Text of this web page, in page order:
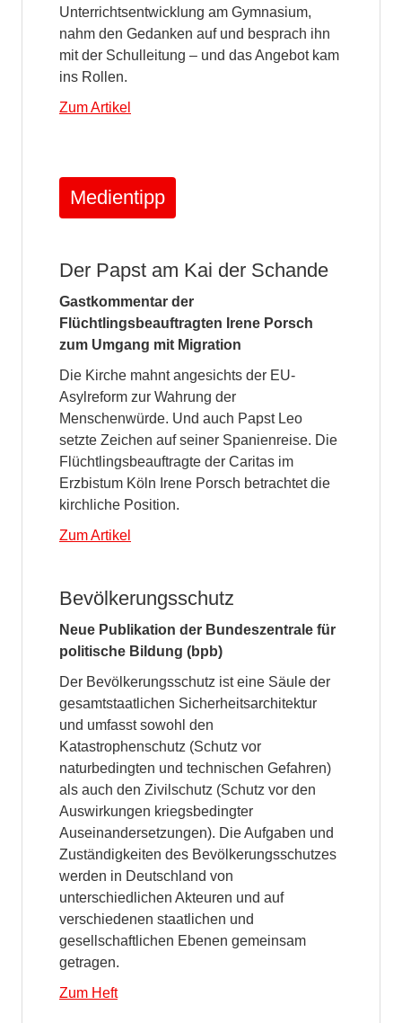
Unterrichtsentwicklung am Gymnasium,
nahm den Gedanken auf und besprach ihn
mit der Schulleitung – und das Angebot kam
ins Rollen.
Zum Artikel
Medientipp
Der Papst am Kai der Schande
Gastkommentar der
Flüchtlingsbeauftragten Irene Porsch
zum Umgang mit Migration
Die Kirche mahnt angesichts der EU-
Asylreform zur Wahrung der
Menschenwürde. Und auch Papst Leo
setzte Zeichen auf seiner Spanienreise. Die
Flüchtlingsbeauftragte der Caritas im
Erzbistum Köln Irene Porsch betrachtet die
kirchliche Position.
Zum Artikel
Bevölkerungsschutz
Neue Publikation der Bundeszentrale für
politische Bildung (bpb)
Der Bevölkerungsschutz ist eine Säule der
gesamtstaatlichen Sicherheitsarchitektur
und umfasst sowohl den
Katastrophenschutz (Schutz vor
naturbedingten und technischen Gefahren)
als auch den Zivilschutz (Schutz vor den
Auswirkungen kriegsbedingter
Auseinandersetzungen). Die Aufgaben und
Zuständigkeiten des Bevölkerungsschutzes
werden in Deutschland von
unterschiedlichen Akteuren und auf
verschiedenen staatlichen und
gesellschaftlichen Ebenen gemeinsam
getragen.
Zum Heft